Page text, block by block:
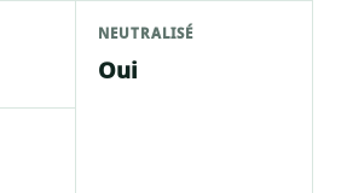
NEUTRALISÉ
Oui